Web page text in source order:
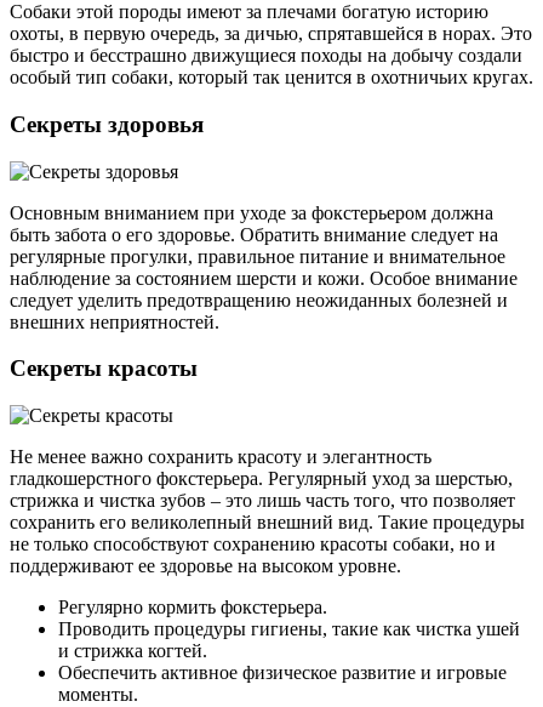
Собаки этой породы имеют за плечами богатую историю
охоты, в первую очередь, за дичью, спрятавшейся в норах. Это
быстро и бесстрашно движущиеся походы на добычу создали
особый тип собаки, который так ценится в охотничьих кругах.
Секреты здоровья
Основным вниманием при уходе за фокстерьером должна
быть забота о его здоровье. Обратить внимание следует на
регулярные прогулки, правильное питание и внимательное
наблюдение за состоянием шерсти и кожи. Особое внимание
следует уделить предотвращению неожиданных болезней и
внешних неприятностей.
Секреты красоты
Не менее важно сохранить красоту и элегантность
гладкошерстного фокстерьера. Регулярный уход за шерстью,
стрижка и чистка зубов – это лишь часть того, что позволяет
сохранить его великолепный внешний вид. Такие процедуры
не только способствуют сохранению красоты собаки, но и
поддерживают ее здоровье на высоком уровне.
Регулярно кормить фокстерьера.
Проводить процедуры гигиены, такие как чистка ушей
и стрижка когтей.
Обеспечить активное физическое развитие и игровые
моменты.